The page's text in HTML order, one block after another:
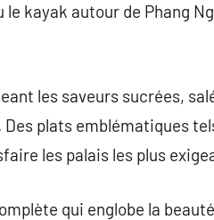
le kayak autour de Phang
les saveurs sucrées,
plats emblématiques
les palais les plus
qui englobe la